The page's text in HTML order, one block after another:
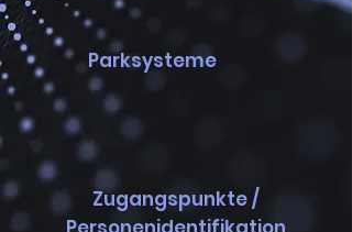
Parksysteme
Zugangspunkte /